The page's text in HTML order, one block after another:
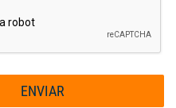
ENVIAR